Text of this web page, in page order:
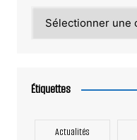
Étiquettes
Actualités